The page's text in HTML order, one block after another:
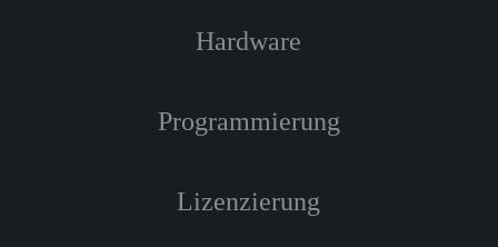
Hardware
Programmierung
Lizenzierung